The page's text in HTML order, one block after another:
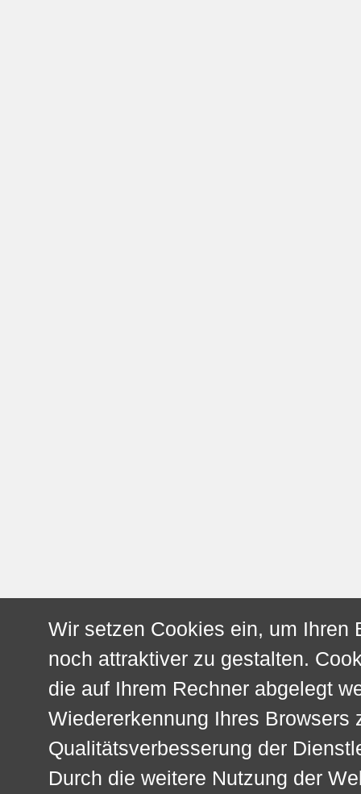
Wir setzen Cookies ein, um Ihren
noch attraktiver zu gestalten.
die auf Ihrem Rechner abgelegt
Wiedererkennung Ihres Browsers
Qualitätsverbesserung der
Durch die weitere Nutzung der